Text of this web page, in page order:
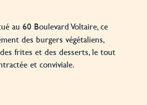
au 60 Boulevard Voltaire, ce
des burgers végétaliens,
frites et des desserts, le tout
et conviviale.